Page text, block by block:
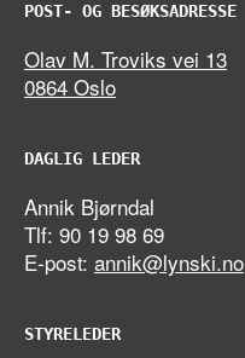
POST- OG BESØKSADRESSE
Olav M. Troviks vei 13
0864 Oslo
DAGLIG LEDER
Annik Bjørndal
Tlf: 90 19 98 69
E-post: annik@lynski.no
STYRELEDER